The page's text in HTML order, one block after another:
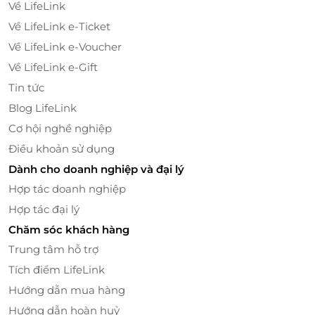
trong bầu không gian của một Hồng Kông xưa hoài
cổ, bởi lối thiết kế sang trọng mang đậm nét cổ điển
xen lẫn đương đại.
Không gian dùng bữa đa dạng gồm khu vực sảnh
chung rộng rãi, thoáng mát, tươi sáng và khu phòng
V.I.P mang đến sự riêng tư, ấm cúng. Baoz Dimsum
hứa hẹn mang lại cho bạn phút giây dùng bữa đầy
thư giãn, thoải mái bên gia đình và người thân yêu.
Về LifeLink
Về LifeLink e-Ticket
Về LifeLink e-Voucher
Về LifeLink e-Gift
Tin tức
Blog LifeLink
Cơ hội nghề nghiệp
Điều khoản sử dụng
Dành cho doanh nghiệp và đại lý
Hợp tác doanh nghiệp
Hợp tác đại lý
Chăm sóc khách hàng
Trung tâm hỗ trợ
Tích điểm LifeLink
Hướng dẫn mua hàng
Hướng dẫn hoàn huỷ